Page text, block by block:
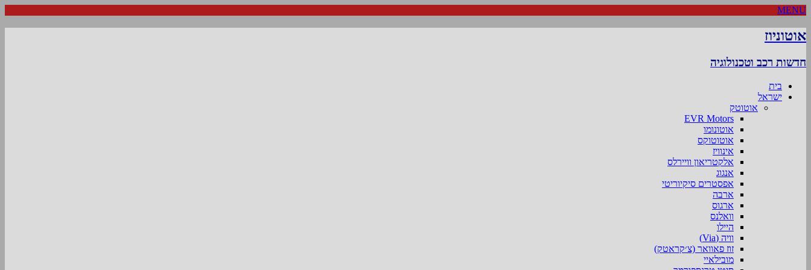
MENU
אוטוניוז
חדשות רכב וטכנולוגיה
בית
ישראל
אוטוטק
EVR Motors
אוטונומו
אוטוטוקס
אינוויז
אלקטריאון וויירלס
אנגוג
אפסטרים סיקיוריטי
ארבה
ארגוס
וואלנס
היילו
וויה (Via)
זוז פאוואר (צ׳קראטק)
מובילאיי